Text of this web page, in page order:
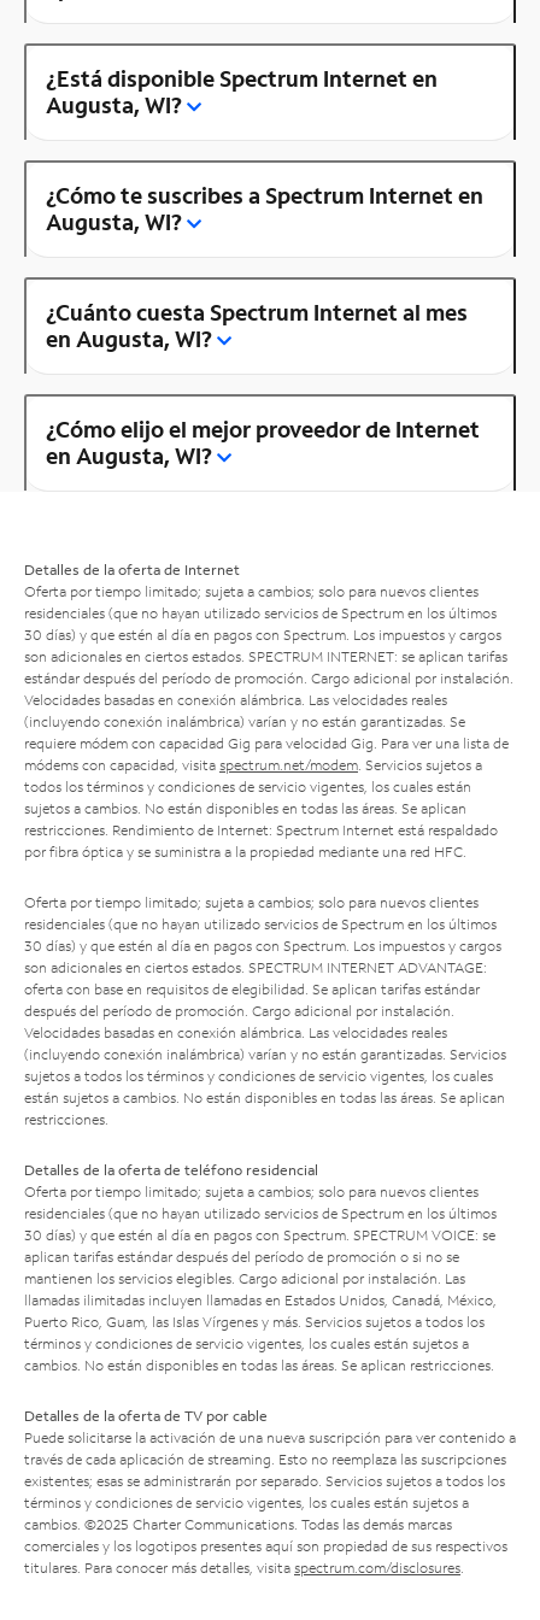
¿Está disponible Spectrum Internet en
Augusta, WI?
¿Cómo te suscribes a Spectrum Internet en
Augusta, WI?
¿Cuánto cuesta Spectrum Internet al mes
en Augusta, WI?
¿Cómo elijo el mejor proveedor de Internet
en Augusta, WI?
Detalles de la oferta de Internet
Oferta por tiempo limitado; sujeta a cambios; solo para nuevos clientes
residenciales (que no hayan utilizado servicios de Spectrum en los últimos
30 días) y que estén al día en pagos con Spectrum. Los impuestos y cargos
son adicionales en ciertos estados. SPECTRUM INTERNET: se aplican tarifas
estándar después del período de promoción. Cargo adicional por instalación.
Velocidades basadas en conexión alámbrica. Las velocidades reales
(incluyendo conexión inalámbrica) varían y no están garantizadas. Se
requiere módem con capacidad Gig para velocidad Gig. Para ver una lista de
módems con capacidad, visita spectrum.net/modem . Servicios sujetos a
todos los términos y condiciones de servicio vigentes, los cuales están
sujetos a cambios. No están disponibles en todas las áreas. Se aplican
restricciones. Rendimiento de Internet: Spectrum Internet está respaldado
por fibra óptica y se suministra a la propiedad mediante una red HFC.
Oferta por tiempo limitado; sujeta a cambios; solo para nuevos clientes
residenciales (que no hayan utilizado servicios de Spectrum en los últimos
30 días) y que estén al día en pagos con Spectrum. Los impuestos y cargos
son adicionales en ciertos estados. SPECTRUM INTERNET ADVANTAGE:
oferta con base en requisitos de elegibilidad. Se aplican tarifas estándar
después del período de promoción. Cargo adicional por instalación.
Velocidades basadas en conexión alámbrica. Las velocidades reales
(incluyendo conexión inalámbrica) varían y no están garantizadas. Servicios
sujetos a todos los términos y condiciones de servicio vigentes, los cuales
están sujetos a cambios. No están disponibles en todas las áreas. Se aplican
restricciones.
Detalles de la oferta de teléfono residencial
Oferta por tiempo limitado; sujeta a cambios; solo para nuevos clientes
residenciales (que no hayan utilizado servicios de Spectrum en los últimos
30 días) y que estén al día en pagos con Spectrum. SPECTRUM VOICE: se
aplican tarifas estándar después del período de promoción o si no se
mantienen los servicios elegibles. Cargo adicional por instalación. Las
llamadas ilimitadas incluyen llamadas en Estados Unidos, Canadá, México,
Puerto Rico, Guam, las Islas Vírgenes y más. Servicios sujetos a todos los
términos y condiciones de servicio vigentes, los cuales están sujetos a
cambios. No están disponibles en todas las áreas. Se aplican restricciones.
Detalles de la oferta de TV por cable
Puede solicitarse la activación de una nueva suscripción para ver contenido a
través de cada aplicación de streaming. Esto no reemplaza las suscripciones
existentes; esas se administrarán por separado. Servicios sujetos a todos los
términos y condiciones de servicio vigentes, los cuales están sujetos a
cambios. ©2025 Charter Communications. Todas las demás marcas
comerciales y los logotipos presentes aquí son propiedad de sus respectivos
titulares. Para conocer más detalles, visita spectrum.com/disclosures